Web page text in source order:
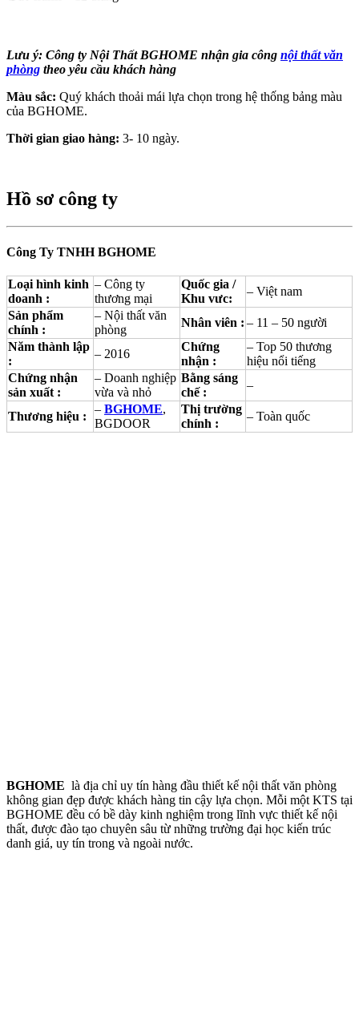
Lưu ý: Công ty Nội Thất BGHOME nhận gia công nội thất văn
phòng theo yêu cầu khách hàng
Màu sắc: Quý khách thoải mái lựa chọn trong hệ thống bảng màu
của BGHOME.
Thời gian giao hàng: 3- 10 ngày.
Hồ sơ công ty
Công Ty TNHH BGHOME
Loại hình kinh
doanh :
– Công ty
thương mại
Quốc gia /
Khu vưc:
– Việt nam
Sản phẩm
chính :
– Nội thất văn
phòng
Nhân viên : – 11 – 50 người
Năm thành lập
:
– 2016
Chứng
nhận :
– Top 50 thương
hiệu nổi tiếng
Chứng nhận
sản xuất :
– Doanh nghiệp
vừa và nhỏ
Bằng sáng
chế :
–
Thương hiệu :
– BGHOME,
BGDOOR
Thị trường
chính :
– Toàn quốc
BGHOME là địa chỉ uy tín hàng đầu thiết kế nội thất văn phòng
không gian đẹp được khách hàng tin cậy lựa chọn. Mỗi một KTS tại
BGHOME đều có bề dày kinh nghiệm trong lĩnh vực thiết kế nội
thất, được đào tạo chuyên sâu từ những trường đại học kiến trúc
danh giá, uy tín trong và ngoài nước.